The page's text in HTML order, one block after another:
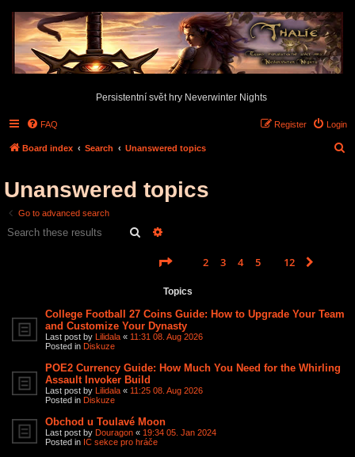
Persistentní svět hry Neverwinter Nights
FAQ Login
Register
Board index Search Unanswered topics
Unanswered topics
Go to advanced search
Search
Page 1of 12
2 3 4 5 12
Topics
College Football 27 Coins Guide: How to Upgrade Your Team
and Customize Your Dynasty
Last post by Lilidala « 11:31 08. Aug 2026
Posted in Diskuze
POE2 Currency Guide: How Much You Need for the Whirling
Assault Invoker Build
Last post by Lilidala « 11:25 08. Aug 2026
Posted in Diskuze
Obchod u Toulavé Moon
Last post by Douragon « 19:34 05. Jan 2024
Posted in IC sekce pro hráče